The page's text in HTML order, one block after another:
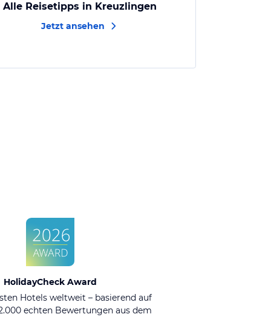
Alle Reisetipps in Kreuzlingen
Jetzt ansehen
HolidayCheck Award
Hotels weltweit – basierend auf
echten Bewertungen aus dem